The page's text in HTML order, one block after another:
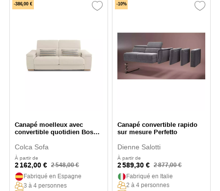
-386,00 €
Canapé moelleux avec
convertible quotidien Bossa
Colca Sofa
À partir de
2 162,00 € 2 548,00 €
Fabriqué en Espagne
3 à 4 personnes
-10%
Canapé convertible rapido
sur mesure Perfetto
Dienne Salotti
À partir de
2 589,30 € 2 877,00 €
Fabriqué en Italie
2 à 4 personnes